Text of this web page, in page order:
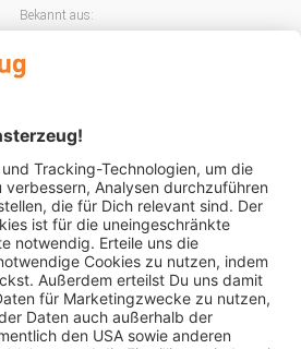
Bekannt aus:
Mitglied im: